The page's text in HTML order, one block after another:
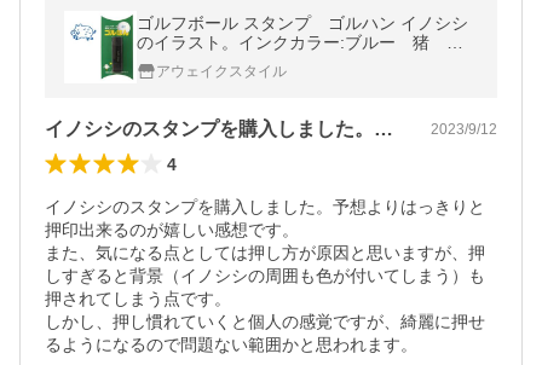
ゴルフボール スタンプ ゴルハン イノシシ
のイラスト。インクカラー:ブルー 猪 い
のしし boar/ 既製品、名入れ不可、イメー
ジ確認なし
アウェイクスタイル
イノシシのスタンプを購入しました。予想… 2023/9/12
4
イノシシのスタンプを購入しました。予想よりはっきりと
押印出来るのが嬉しい感想です。
また、気になる点としては押し方が原因と思いますが、押
しすぎると背景（イノシシの周囲も色が付いてしまう）も
押されてしまう点です。
しかし、押し慣れていくと個人の感覚ですが、綺麗に押せ
るようになるので問題ない範囲かと思われます。